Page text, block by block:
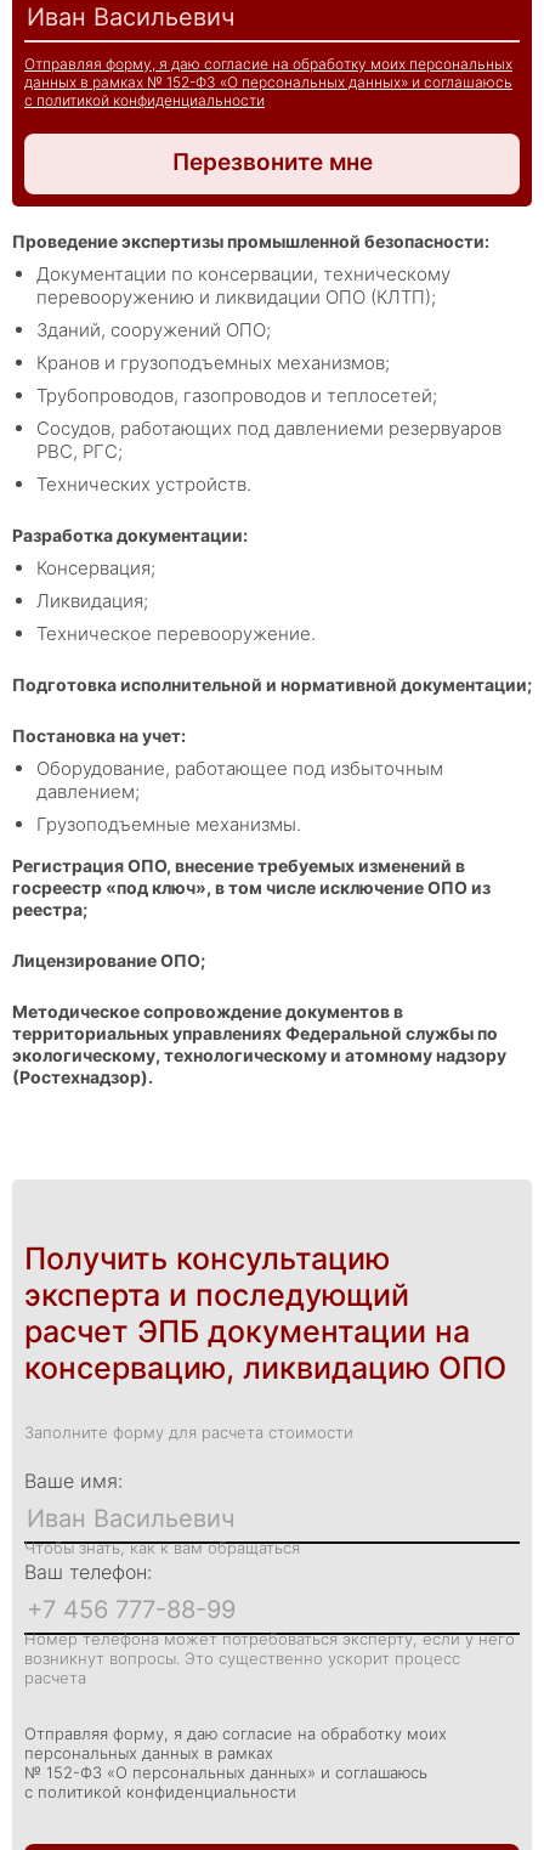
Отправляя форму, я даю согласие на обработку моих персональных
данных в рамках № 152-ФЗ «О персональных данных» и соглашаюсь
с политикой конфиденциальности
Перезвоните мне
Проведение экспертизы промышленной безопасности:
Документации по консервации, техническому
перевооружению и ликвидации ОПО (КЛТП);
Зданий, сооружений ОПО;
Кранов и грузоподъемных механизмов;
Трубопроводов, газопроводов и теплосетей;
Сосудов, работающих под давлениеми резервуаров
РВС, РГС;
Технических устройств.
Разработка документации:
Консервация;
Ликвидация;
Техническое перевооружение.
Подготовка исполнительной и нормативной документации;
Постановка на учет:
Оборудование, работающее под избыточным
давлением;
Грузоподъемные механизмы.
Регистрация ОПО, внесение требуемых изменений в
госреестр «под ключ», в том числе исключение ОПО из
реестра;
Лицензирование ОПО;
Методическое сопровождение документов в
территориальных управлениях Федеральной службы по
экологическому, технологическому и атомному надзору
(Ростехнадзор).
Получить консультацию
эксперта и последующий
расчет ЭПБ документации на
консервацию, ликвидацию ОПО
Заполните форму для расчета стоимости
Ваше имя:
Чтобы знать, как к вам обращаться
Ваш телефон:
Номер телефона может потребоваться эксперту, если у него
возникнут вопросы. Это существенно ускорит процесс
расчета
Отправляя форму, я даю согласие на обработку моих
персональных данных в рамках
№ 152-ФЗ «О персональных данных» и соглашаюсь
с политикой конфиденциальности